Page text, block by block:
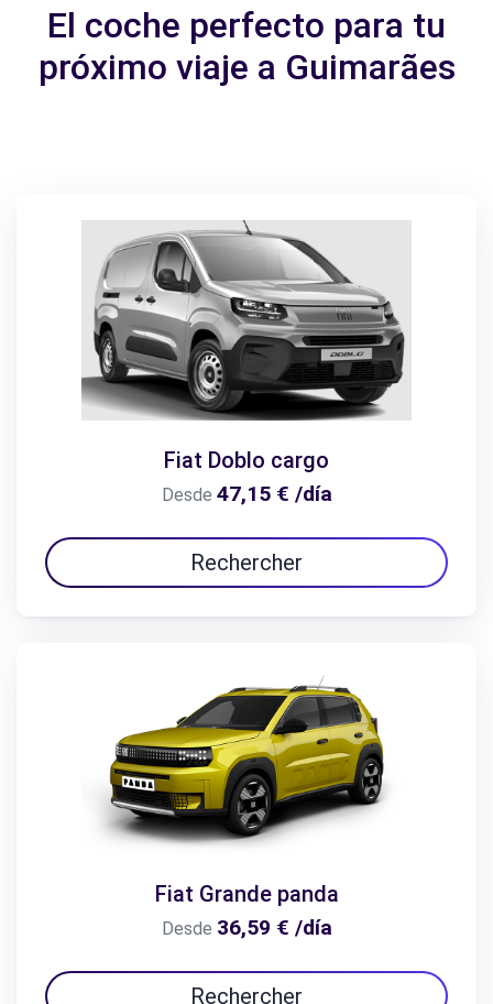
El coche perfecto para tu
próximo viaje a Guimarães
Fiat Doblo cargo
Desde 47,15 € /día
Rechercher
Fiat Grande panda
Desde 36,59 € /día
Rechercher